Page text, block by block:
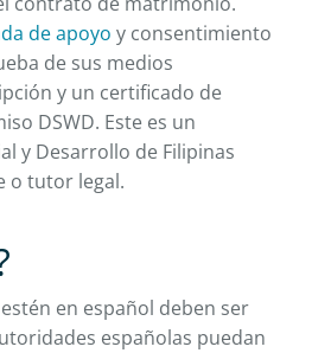
de apoyo y consentimiento
de sus medios
y un certificado de
DSWD. Este es un
y Desarrollo de Filipinas
o tutor legal.
en español deben ser
españolas puedan